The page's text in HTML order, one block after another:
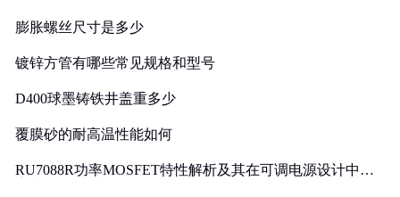
膨胀螺丝尺寸是多少
镀锌方管有哪些常见规格和型号
D400球墨铸铁井盖重多少
覆膜砂的耐高温性能如何
RU7088R功率MOSFET特性解析及其在可调电源设计中的